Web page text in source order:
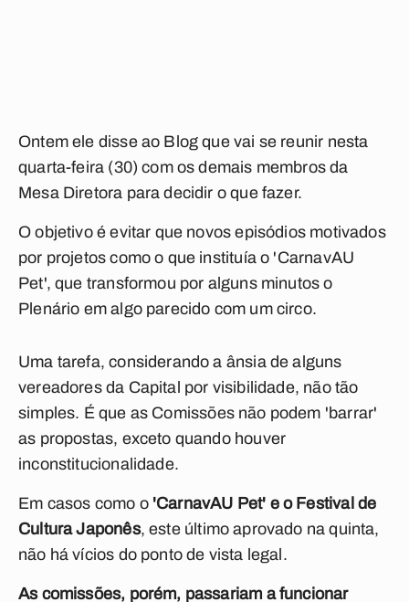
Ontem ele disse ao Blog que vai se reunir nesta
quarta-feira (30) com os demais membros da
Mesa Diretora para decidir o que fazer.
O objetivo é evitar que novos episódios motivados
por projetos como o que instituía o 'CarnavAU
Pet', que transformou por alguns minutos o
Plenário em algo parecido com um circo.
Uma tarefa, considerando a ânsia de alguns
vereadores da Capital por visibilidade, não tão
simples. É que as Comissões não podem 'barrar'
as propostas, exceto quando houver
inconstitucionalidade.
Em casos como o 'CarnavAU Pet' e o Festival de
Cultura Japonês, este último aprovado na quinta,
não há vícios do ponto de vista legal.
As comissões, porém, passariam a funcionar